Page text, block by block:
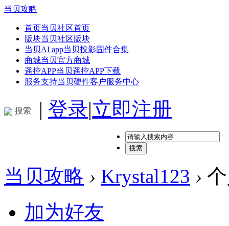
当贝攻略
首页当贝社区首页
版块当贝社区版块
当贝AI app当贝投影固件合集
商城当贝官方商城
遥控APP当贝遥控APP下载
服务支持当贝硬件客户服务中心
搜索 | 登录|立即注册
搜索
当贝攻略 › Krystal123 ›
加为好友